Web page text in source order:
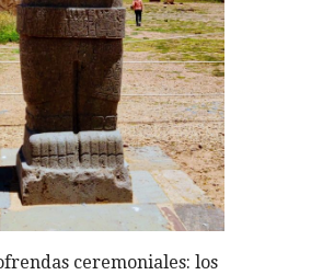
ceremoniales: los